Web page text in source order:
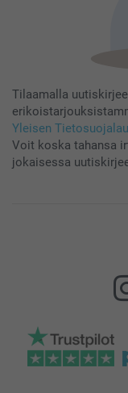
Tilaamalla
Yleisen
Voit koska tahansa
jokaisessa